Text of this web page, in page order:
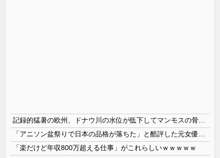
「楽だけど年収800万超える仕事」がこれらしいｗｗｗｗｗ